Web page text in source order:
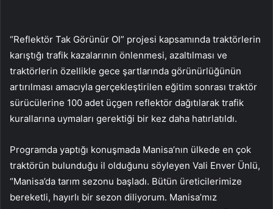
“Reflektör Tak Görünür Ol” projesi kapsamında traktörlerin
karıştığı trafik kazalarının önlenmesi, azaltılması ve
traktörlerin özellikle gece şartlarında görünürlüğünün
artırılması amacıyla gerçekleştirilen eğitim sonrası traktör
sürücülerine 100 adet üçgen reflektör dağıtılarak trafik
kurallarına uymaları gerektiği bir kez daha hatırlatıldı.
Programda yaptığı konuşmada Manisa’nın ülkede en çok
traktörün bulunduğu il olduğunu söyleyen Vali Enver Ünlü,
“Manisa’da tarım sezonu başladı. Bütün üreticilerimize
bereketli, hayırlı bir sezon diliyorum. Manisa’mız